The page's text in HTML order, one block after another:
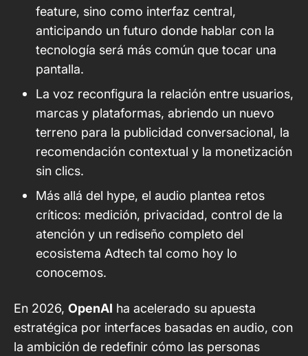
feature, sino como interfaz central,
anticipando un futuro donde hablar con la
tecnología será más común que tocar una
pantalla.
La voz reconfigura la relación entre usuarios,
marcas y plataformas, abriendo un nuevo
terreno para la publicidad conversacional, la
recomendación contextual y la monetización
sin clics.
Más allá del hype, el audio plantea retos
críticos: medición, privacidad, control de la
atención y un rediseño completo del
ecosistema Adtech tal como hoy lo
conocemos.
En 2026, OpenAI ha acelerado su apuesta
estratégica por interfaces basadas en audio, con
la ambición de redefinir cómo las personas